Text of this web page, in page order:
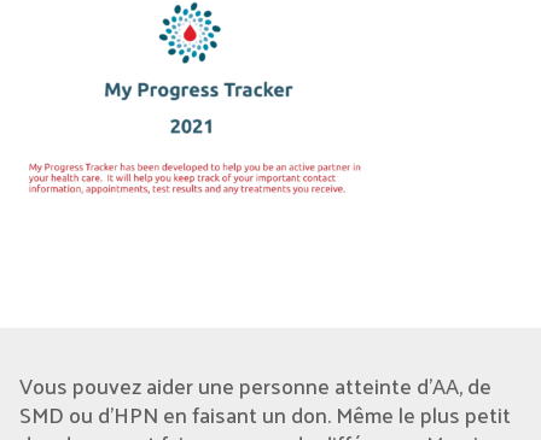
Vous pouvez aider une personne atteinte d'AA, de
SMD ou d’HPN en faisant un don. Même le plus petit